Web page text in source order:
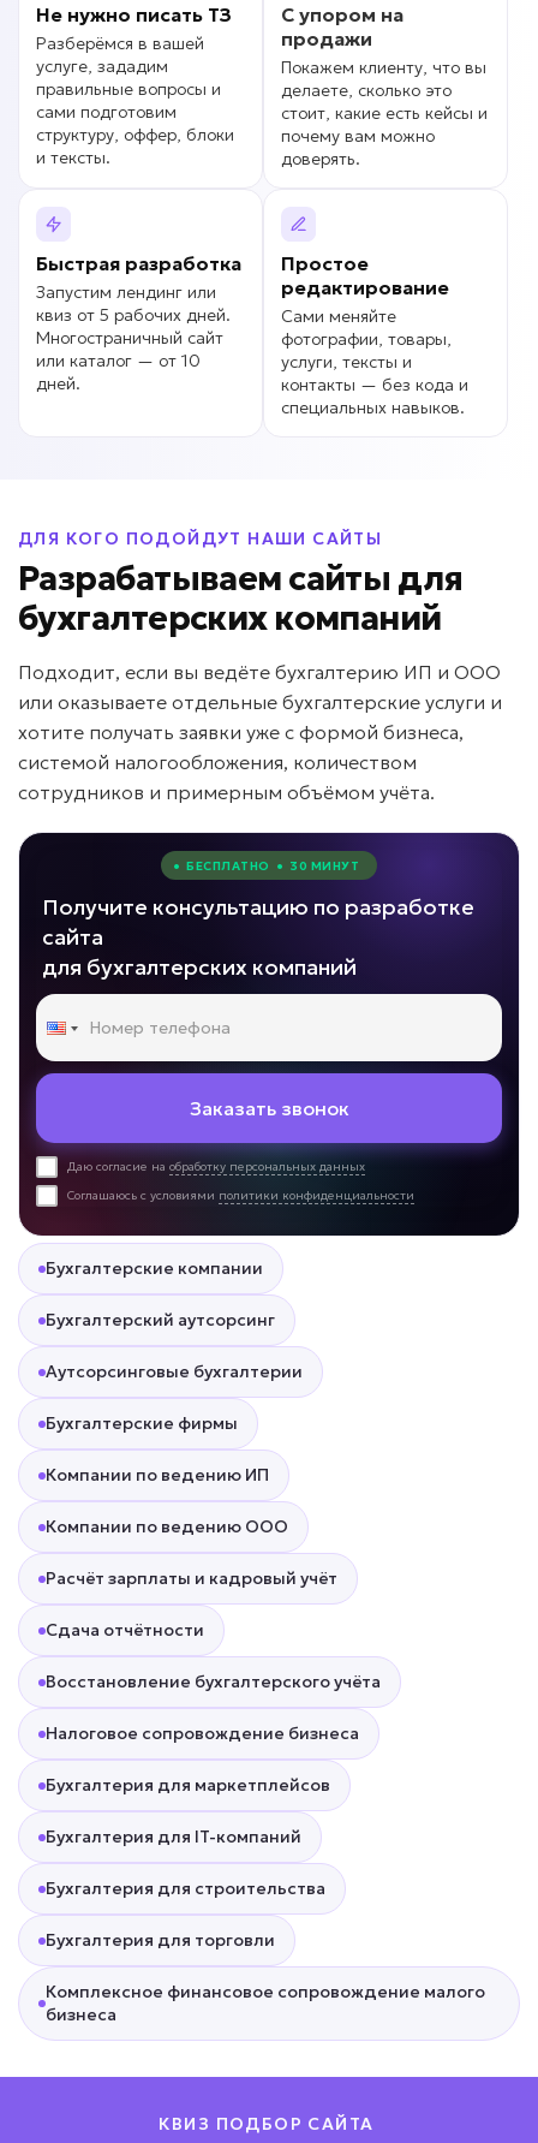
Не нужно писать ТЗ
Разберёмся в вашей
услуге, зададим
правильные вопросы и
сами подготовим
структуру, оффер, блоки
и тексты.
С упором на
продажи
Покажем клиенту, что вы
делаете, сколько это
стоит, какие есть кейсы и
почему вам можно
доверять.
Быстрая разработка
Запустим лендинг или
квиз от 5 рабочих дней.
Многостраничный сайт
или каталог — от 10
дней.
Простое
редактирование
Сами меняйте
фотографии, товары,
услуги, тексты и
контакты — без кода и
специальных навыков.
ДЛЯ КОГО ПОДОЙДУТ НАШИ САЙТЫ
Разрабатываем сайты для
бухгалтерских компаний
Подходит, если вы ведёте бухгалтерию ИП и ООО
или оказываете отдельные бухгалтерские услуги и
хотите получать заявки уже с формой бизнеса,
системой налогообложения, количеством
сотрудников и примерным объёмом учёта.
• БЕСПЛАТНО • 30 МИНУТ
Получите консультацию по разработке
сайта
для бухгалтерских компаний
Заказать звонок
Даю согласие на обработку персональных данных
Соглашаюсь с условиями политики конфиденциальности
Бухгалтерские компании
Бухгалтерский аутсорсинг
Аутсорсинговые бухгалтерии
Бухгалтерские фирмы
Компании по ведению ИП
Компании по ведению ООО
Расчёт зарплаты и кадровый учёт
Сдача отчётности
Восстановление бухгалтерского учёта
Налоговое сопровождение бизнеса
Бухгалтерия для маркетплейсов
Бухгалтерия для IT-компаний
Бухгалтерия для строительства
Бухгалтерия для торговли
Комплексное финансовое сопровождение малого
бизнеса
КВИЗ ПОДБОР САЙТА